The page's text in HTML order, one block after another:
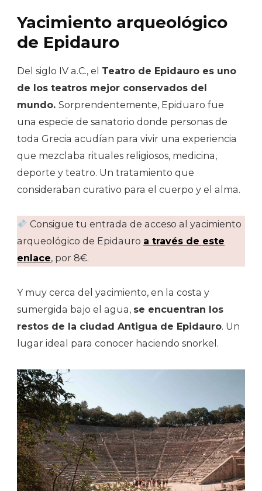
Yacimiento arqueológico
de Epidauro
Del siglo IV a.C., el Teatro de Epidauro es uno
de los teatros mejor conservados del
mundo. Sorprendentemente, Epiduaro fue
una especie de sanatorio donde personas de
toda Grecia acudían para vivir una experiencia
que mezclaba rituales religiosos, medicina,
deporte y teatro. Un tratamiento que
consideraban curativo para el cuerpo y el alma.
Consigue tu entrada de acceso al yacimiento
arqueológico de Epidauro a través de este
enlace, por 8€.
Y muy cerca del yacimiento, en la costa y
sumergida bajo el agua, se encuentran los
restos de la ciudad Antigua de Epidauro. Un
lugar ideal para conocer haciendo snorkel.